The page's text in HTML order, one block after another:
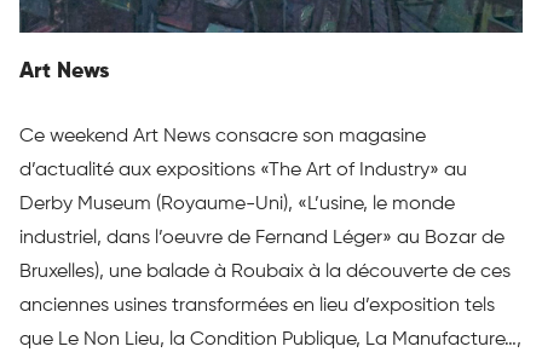
Art News
Ce weekend Art News consacre son magasine
d’actualité aux expositions «The Art of Industry» au
Derby Museum (Royaume-Uni), «L’usine, le monde
industriel, dans l’oeuvre de Fernand Léger» au Bozar de
Bruxelles), une balade à Roubaix à la découverte de ces
anciennes usines transformées en lieu d’exposition tels
que Le Non Lieu, la Condition Publique, La Manufacture…,